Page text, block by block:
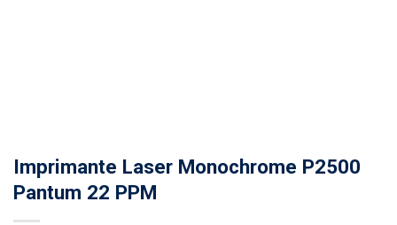
Imprimante Laser Monochrome P2500
Pantum 22 PPM